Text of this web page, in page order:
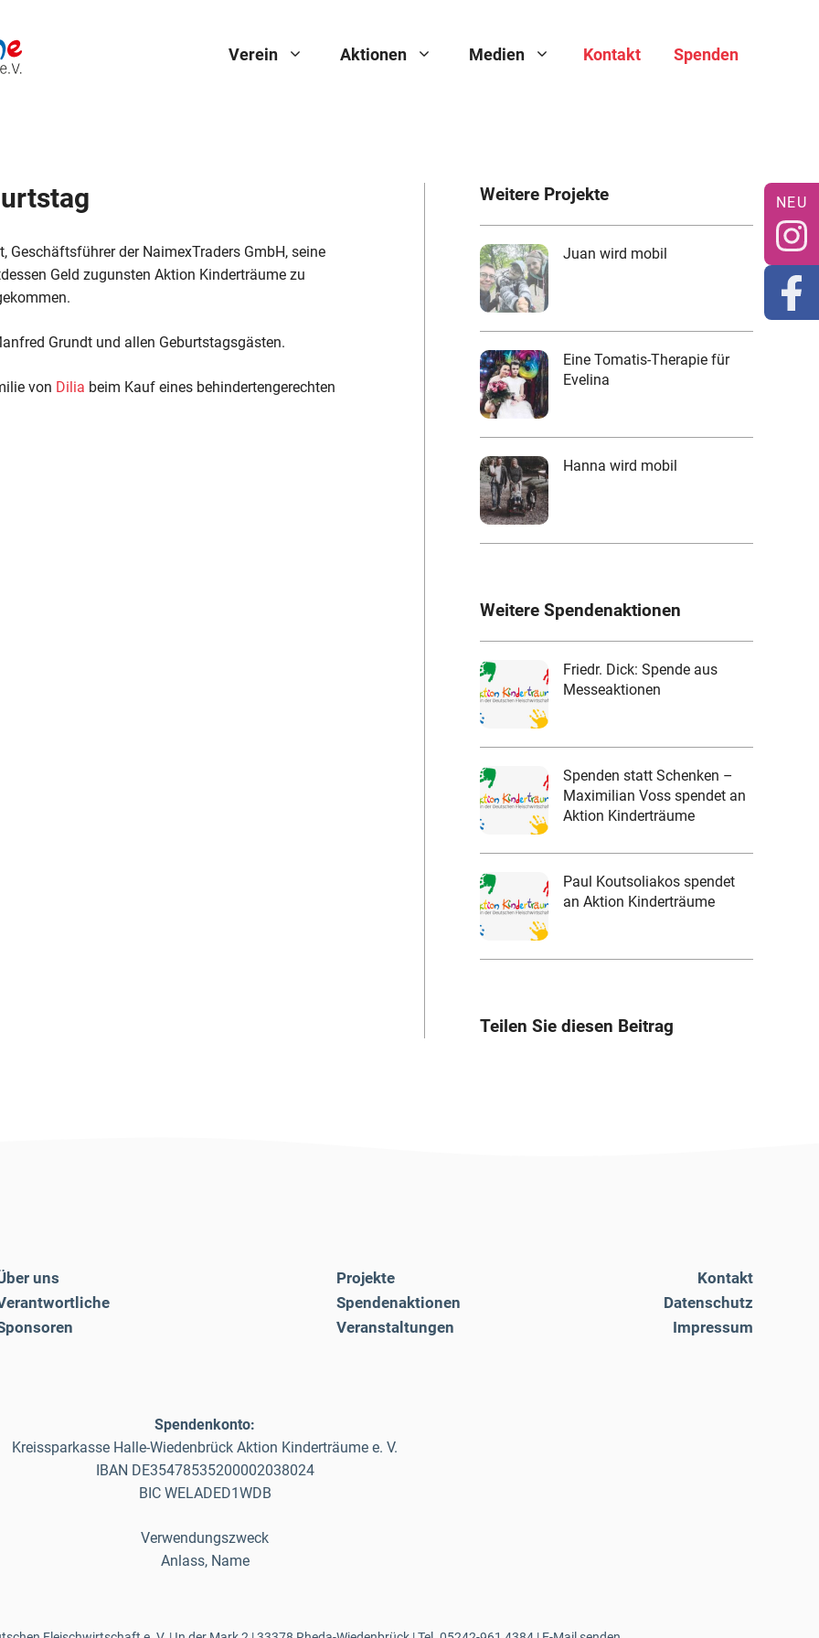
Verein Aktionen Medien Kontakt Spenden
der NaimexTraders GmbH, seine
Geld zugunsten Aktion Kinderträume zu
Grundt und allen Geburtstagsgästen.
von Dilia beim Kauf eines behindertengerechten
Weitere Projekte
Juan wird mobil
Eine Tomatis-Therapie für
Evelina
Hanna wird mobil
Weitere Spendenaktionen
Friedr. Dick: Spende aus
Messeaktionen
Spenden statt Schenken –
Maximilian Voss spendet an
Aktion Kinderträume
Paul Koutsoliakos spendet
an Aktion Kinderträume
Teilen Sie diesen Beitrag
uns
Projekte
Spendenaktionen
Veranstaltungen
Kontakt
Datenschutz
Impressum
Spendenkonto:
Kreissparkasse Halle-Wiedenbrück Aktion Kinderträume e. V.
IBAN DE35478535200002038024
BIC WELADED1WDB
Verwendungszweck
Anlass, Name